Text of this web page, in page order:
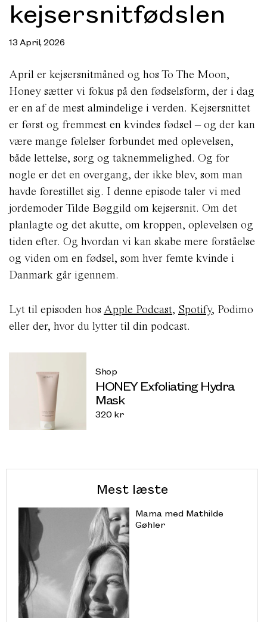
kejsersnitfødslen
13 April, 2026
April er kejsersnitmåned og hos To The Moon,
Honey sætter vi fokus på den fødselsform, der i dag
er en af de mest almindelige i verden. Kejsersnittet
er først og fremmest en kvindes fødsel – og der kan
være mange følelser forbundet med oplevelsen,
både lettelse, sorg og taknemmelighed. Og for
nogle er det en overgang, der ikke blev, som man
havde forestillet sig. I denne episode taler vi med
jordemoder Tilde Bøggild om kejsersnit. Om det
planlagte og det akutte, om kroppen, oplevelsen og
tiden efter. Og hvordan vi kan skabe mere forståelse
og viden om en fødsel, som hver femte kvinde i
Danmark går igennem.
Lyt til episoden hos Apple Podcast, Spotify, Podimo
eller der, hvor du lytter til din podcast.
Shop
HONEY Exfoliating Hydra
Mask
320 kr
Mest læste
Mama med Mathilde
Gøhler